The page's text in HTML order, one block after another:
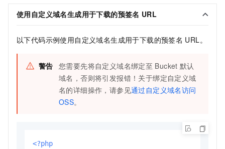
使用自定义域名生成用于下载的预签名 URL
以下代码示例使用自定义域名生成用于下载的预签名 URL。
警告 您需要先将自定义域名绑定至 Bucket 默认
域名，否则将引发报错！关于绑定自定义域
名的详细操作，请参见通过自定义域名访问
OSS。
<?php